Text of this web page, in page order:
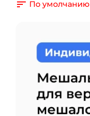
По умолчанию